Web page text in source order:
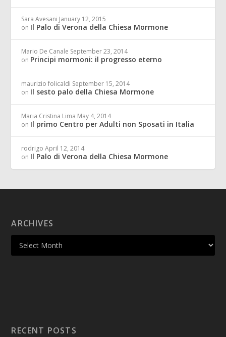
Sara Avesani January 12, 2015
on Il Palo di Verona della Chiesa Mormone
Mario De Canale September 23, 2014
on Principi mormoni: il progresso eterno
maurizio folicaldi September 15, 2014
on Il sesto palo della Chiesa Mormone
Maria Cristina Lima May 4, 2014
on Il primo Centro per Adulti non Sposati in Italia
rodrigo April 12, 2014
on Il Palo di Verona della Chiesa Mormone
ARCHIVES
RECENT POSTS